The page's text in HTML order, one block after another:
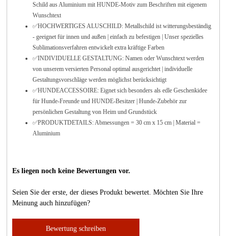
Schild aus Aluminium mit HUNDE-Motiv zum Beschriften mit eigenem
Wunschtext
✅HOCHWERTIGES ALUSCHILD: Metallschild ist witterungsbeständig
- geeignet für innen und außen | einfach zu befestigen | Unser spezielles
Sublimationsverfahren entwickelt extra kräftige Farben
✅INDIVIDUELLE GESTALTUNG: Namen oder Wunschtext werden
von unserem versierten Personal optimal ausgerichtet | individuelle
Gestaltungsvorschläge werden möglichst berücksichtigt
✅HUNDEACCESSOIRE: Eignet sich besonders als edle Geschenkidee
für Hunde-Freunde und HUNDE-Besitzer | Hunde-Zubehör zur
persönlichen Gestaltung von Heim und Grundstück
✅PRODUKTDETAILS: Abmessungen = 30 cm x 15 cm | Material =
Aluminium
Es liegen noch keine Bewertungen vor.
Seien Sie der erste, der dieses Produkt bewertet. Möchten Sie Ihre
Meinung auch hinzufügen?
Bewertung schreiben